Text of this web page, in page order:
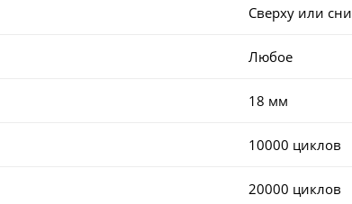
Сверху или
Любое
18 мм
10000 циклов
20000 циклов